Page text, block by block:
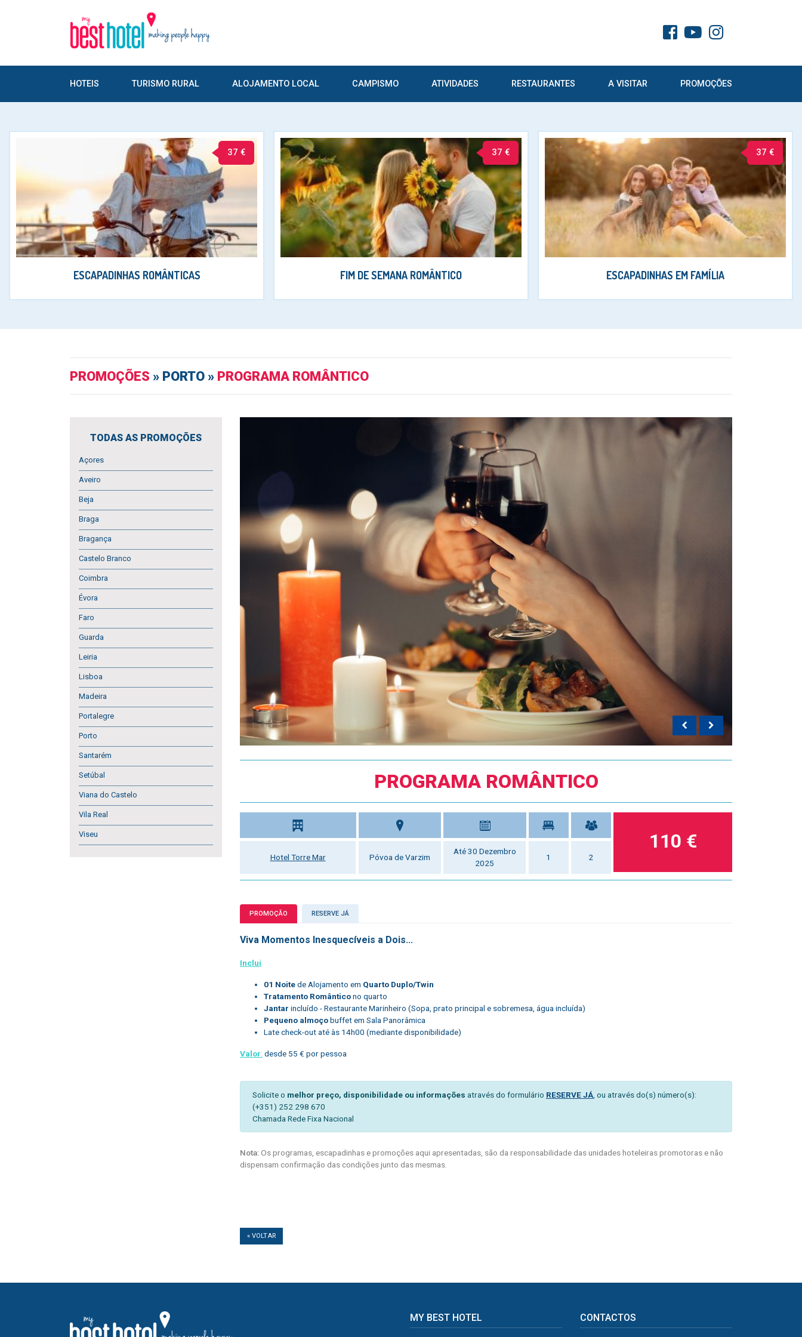
HOTEIS TURISMO RURAL ALOJAMENTO LOCAL CAMPISMO ATIVIDADES RESTAURANTES A VISITAR PROMOÇÕES
37 €
ESCAPADINHAS ROMÂNTICAS
37 €
FIM DE SEMANA ROMÂNTICO
37 €
ESCAPADINHAS EM FAMÍLIA
PROMOÇÕES » PORTO » PROGRAMA ROMÂNTICO
TODAS AS PROMOÇÕES
Açores
Aveiro
Beja
Braga
Bragança
Castelo Branco
Coimbra
Évora
Faro
Guarda
Leiria
Lisboa
Madeira
Portalegre
Porto
Santarém
Setúbal
Viana do Castelo
Vila Real
Viseu
PROGRAMA ROMÂNTICO
Hotel Torre Mar Póvoa de Varzim
Até 30 Dezembro
2025
1 2
110 €
PROMOÇÃO RESERVE JÁ
Viva Momentos Inesquecíveis a Dois...
Inclui
01 Noitede Alojamento em Quarto Duplo/Twin
Tratamento Românticono quarto
Jantar incluído - Restaurante Marinheiro (Sopa, prato principal e sobremesa, água incluída)
Pequeno almoçobuffet em Sala Panorâmica
Late check-out até às 14h00 (mediante disponibilidade)
Valor: desde 55 € por pessoa
Solicite o melhor preço, disponibilidade ou informações através do formulário RESERVE JÁ, ou através do(s) número(s):
(+351) 252 298 670
Chamada Rede Fixa Nacional
Nota:Os programas, escapadinhas e promoções aqui apresentadas, são da responsabilidade das unidades hoteleiras promotoras e não
dispensam confirmação das condições junto das mesmas.
« VOLTAR
MY BEST HOTEL CONTACTOS